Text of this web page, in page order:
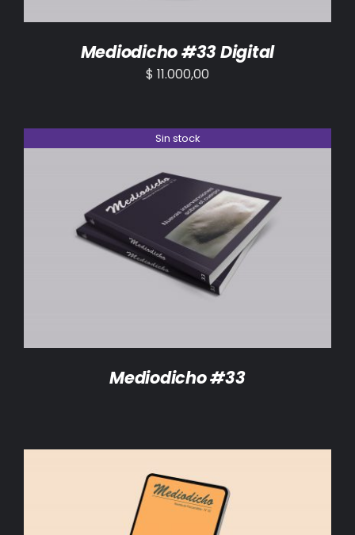
Mediodicho #33 Digital
$ 11.000,00
Sin stock
DETALLES
Mediodicho #33